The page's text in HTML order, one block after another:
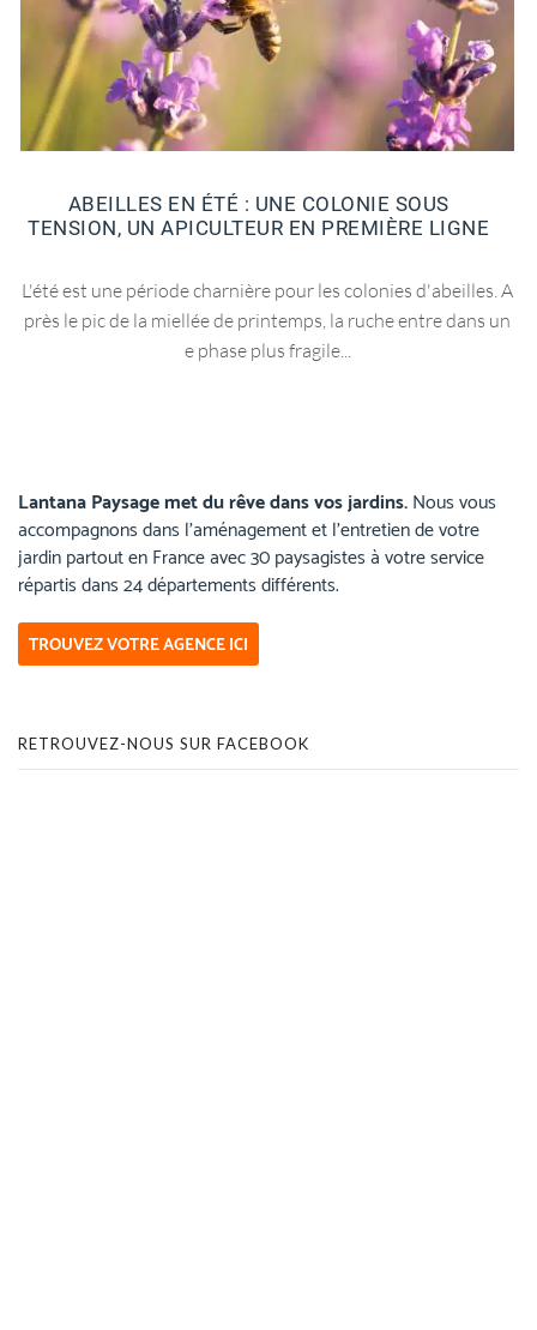
ABEILLES EN ÉTÉ : UNE COLONIE SOUS
TENSION, UN APICULTEUR EN PREMIÈRE LIGNE
L'été est une période charnière pour les colonies d'abeilles. A
près le pic de la miellée de printemps, la ruche entre dans un
e phase plus fragile...
Lantana Paysage met du rêve dans vos jardins.Nous vous
accompagnons dans l’aménagement et l’entretien de votre
jardin partout en France avec 30 paysagistes à votre service
répartis dans 24 départements différents.
TROUVEZ VOTRE AGENCE ICI
RETROUVEZ-NOUS SUR FACEBOOK